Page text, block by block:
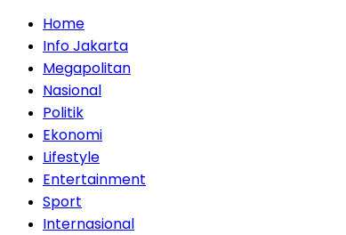
Home
Info Jakarta
Megapolitan
Nasional
Politik
Ekonomi
Lifestyle
Entertainment
Sport
Internasional